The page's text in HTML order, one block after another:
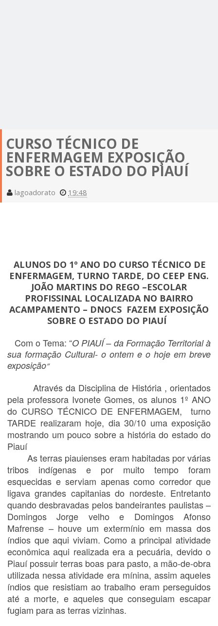
CURSO TÉCNICO DE
ENFERMAGEM EXPOSIÇÃO
SOBRE O ESTADO DO PIAUÍ
lagoadorato 19:48
ALUNOS DO 1º ANO DO CURSO TÉCNICO DE
ENFERMAGEM, TURNO TARDE, DO CEEP ENG.
JOÃO MARTINS DO REGO –ESCOLAR
PROFISSINAL LOCALIZADA NO BAIRRO
ACAMPAMENTO – DNOCS FAZEM EXPOSIÇÃO
SOBRE O ESTADO DO PIAUÍ
Com o Tema: “O PIAUÍ – da Formação Territorial à
sua formação Cultural- o ontem e o hoje em breve
exposição”
Através da Disciplina de História , orientados
pela professora Ivonete Gomes, os alunos 1º ANO
do CURSO TÉCNICO DE ENFERMAGEM,
turno
TARDE realizaram hoje, dia 30/10 uma exposição
mostrando um pouco sobre a história do estado do
Piauí
As terras piauienses eram habitadas por várias
tribos indígenas e por muito tempo foram
esquecidas e serviam apenas como corredor que
ligava grandes capitanias do nordeste. Entretanto
quando desbravadas pelos bandeirantes paulistas –
Domingos Jorge velho e Domingos Afonso
Mafrense – houve um extermínio em massa dos
índios que aqui viviam. Como a principal atividade
econômica aqui realizada era a pecuária, devido o
Piauí possuir terras boas para pasto, a mão-de-obra
utilizada nessa atividade era mínina, assim aqueles
índios que resistiam ao trabalho eram perseguidos
até a morte, e aqueles que conseguiam escapar
fugiam para as terras vizinhas.